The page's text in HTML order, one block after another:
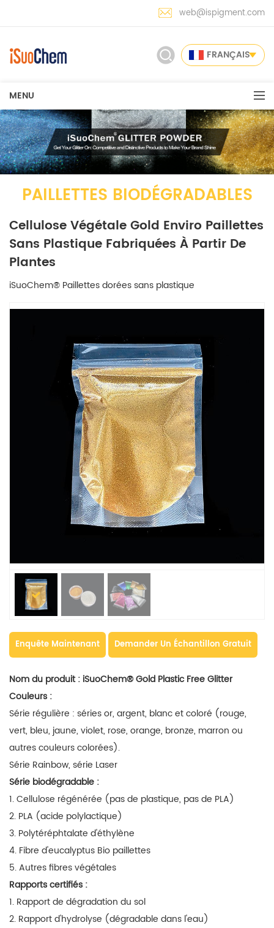
web@ispigment.com
FRANÇAIS
MENU
PAILLETTES BIODÉGRADABLES
Cellulose Végétale Gold Enviro Paillettes
Sans Plastique Fabriquées À Partir De
Plantes
iSuoChem® Paillettes dorées sans plastique
Enquête Maintenant Demander Un Échantillon Gratuit
Nom du produit : iSuoChem® Gold Plastic Free Glitter
Couleurs :
Série régulière : séries or, argent, blanc et coloré (rouge,
vert, bleu, jaune, violet, rose, orange, bronze, marron ou
autres couleurs colorées).
Série Rainbow, série Laser
Série biodégradable :
1. Cellulose régénérée (pas de plastique, pas de PLA)
2. PLA (acide polylactique)
3. Polytéréphtalate d'éthylène
4. Fibre d'eucalyptus Bio paillettes
5. Autres fibres végétales
Rapports certifiés :
1. Rapport de dégradation du sol
2. Rapport d'hydrolyse (dégradable dans l'eau)